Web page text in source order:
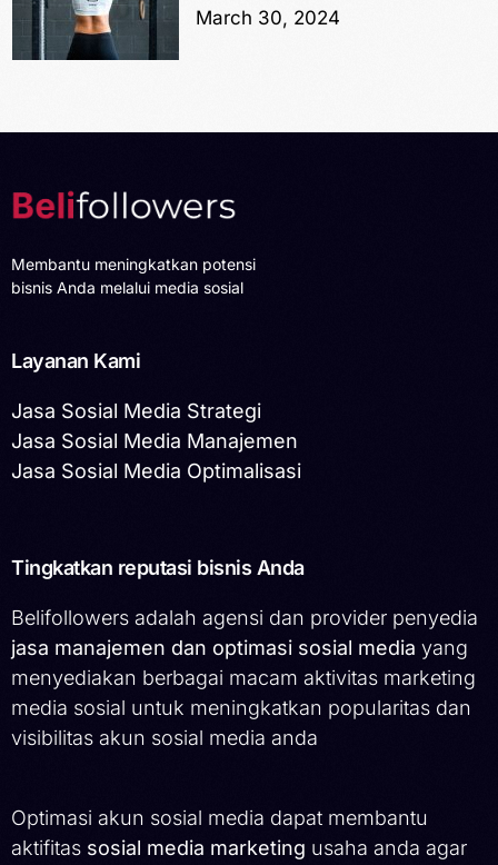
March 30, 2024
Membantu meningkatkan potensi
bisnis Anda melalui media sosial
Layanan Kami
Jasa Sosial Media Strategi
Jasa Sosial Media Manajemen
Jasa Sosial Media Optimalisasi
Tingkatkan reputasi bisnis Anda
Belifollowers adalah agensi dan provider penyedia
jasa manajemen dan optimasi sosial media yang
menyediakan berbagai macam aktivitas marketing
media sosial untuk meningkatkan popularitas dan
visibilitas akun sosial media anda
Optimasi akun sosial media dapat membantu
aktifitas sosial media marketing usaha anda agar